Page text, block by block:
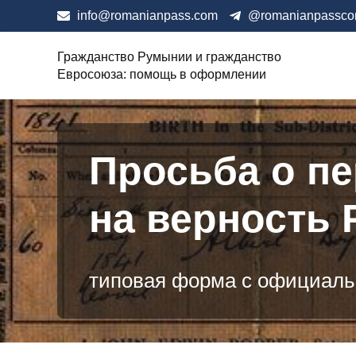
info@romanianpass.com
Гражданство Румынии и гражданство
Евросоюза: помощь в оформлении
Просьба о
на
типовая форма с